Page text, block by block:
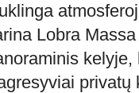
Lobra
privatų